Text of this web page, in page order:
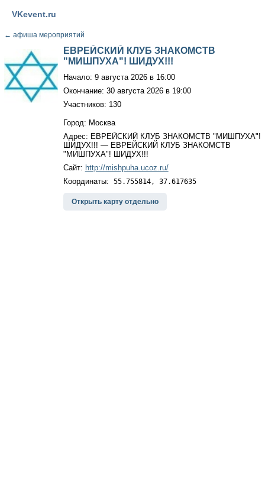
VKevent.ru
← афиша мероприятий
ЕВРЕЙСКИЙ КЛУБ ЗНАКОМСТВ
"МИШПУХА"! ШИДУХ!!!
Начало: 9 августа 2026 в 16:00
Окончание: 30 августа 2026 в 19:00
Участников: 130
Город: Москва
Адрес: ЕВРЕЙСКИЙ КЛУБ ЗНАКОМСТВ "МИШПУХА"!
ШИДУХ!!! — ЕВРЕЙСКИЙ КЛУБ ЗНАКОМСТВ
"МИШПУХА"! ШИДУХ!!!
Сайт: http://mishpuha.ucoz.ru/
Координаты: 55.755814, 37.617635
Открыть карту отдельно